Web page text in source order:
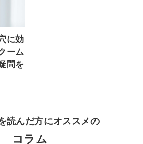
に効
ーム
問を
読んだ方にオススメの
コラム